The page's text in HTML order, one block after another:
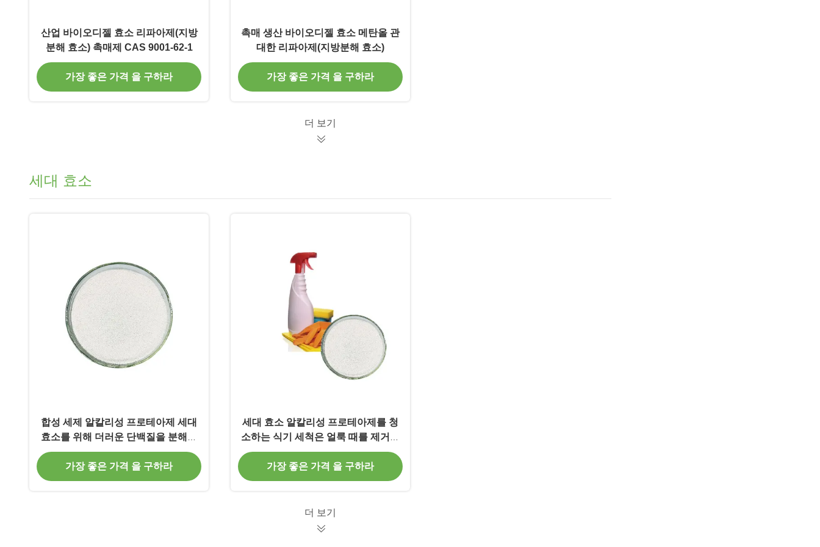
산업 바이오디젤 효소 리파아제(지방
분해 효소) 촉매제 CAS 9001-62-1
가장 좋은 가격 을 구하라
촉매 생산 바이오디젤 효소 메탄올 관
대한 리파아제(지방분해 효소)
가장 좋은 가격 을 구하라
더 보기
세대 효소
합성 세제 알칼리성 프로테아제 세대
효소를 위해 더러운 단백질을 분해합
니다
가장 좋은 가격 을 구하라
세대 효소 알칼리성 프로테아제를 청
소하는 식기 세척은 얼룩 때를 제거합
니다
가장 좋은 가격 을 구하라
더 보기